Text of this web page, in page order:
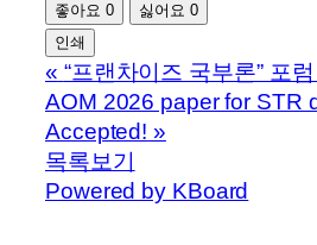
좋아요 0 싫어요 0
인쇄
« “프랜차이즈 국부론” 포
AOM 2026 paper for STR
Accepted! »
목록보기
Powered by KBoard